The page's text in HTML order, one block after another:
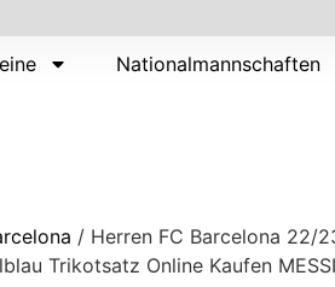
Nationalmannschaften
/ Herren FC Barcelona 22/
Trikotsatz Online Kaufen